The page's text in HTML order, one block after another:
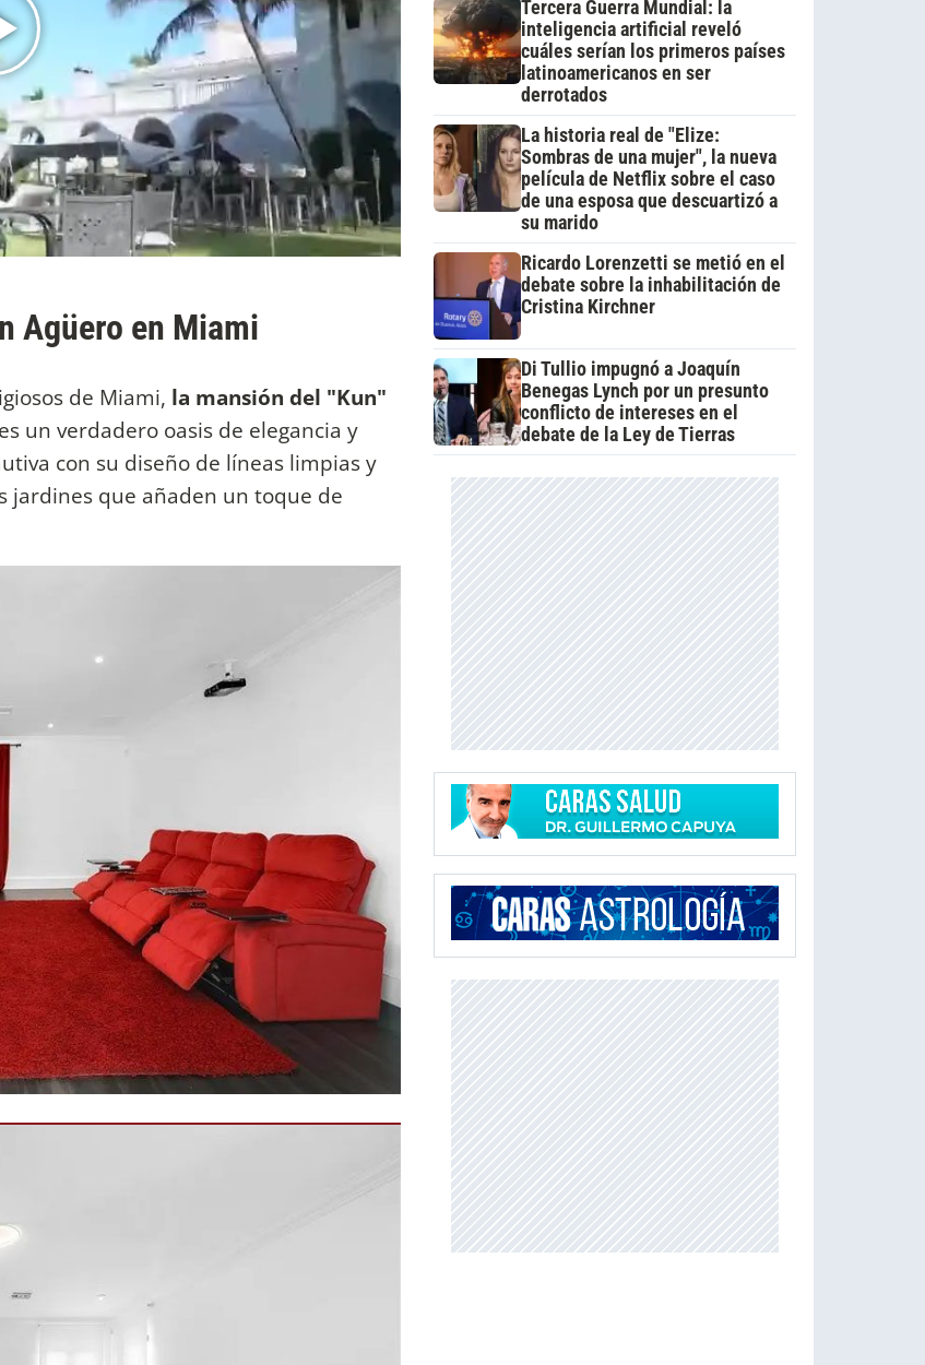
Agüero en Miami
de Miami, la mansión del "Kun"
es un verdadero oasis de elegancia y
con su diseño de líneas limpias y
jardines que añaden un toque de
Tercera Guerra Mundial: la
inteligencia artificial reveló
cuáles serían los primeros países
latinoamericanos en ser
derrotados
La historia real de "Elize:
Sombras de una mujer", la nueva
película de Netflix sobre el caso
de una esposa que descuartizó a
su marido
Ricardo Lorenzetti se metió en el
debate sobre la inhabilitación de
Cristina Kirchner
Di Tullio impugnó a Joaquín
Benegas Lynch por un presunto
conflicto de intereses en el
debate de la Ley de Tierras